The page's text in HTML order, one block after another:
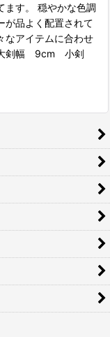
ます。 穏やかな色調
が品よく配置されて
なアイテムに合わせ
剣幅 9cm 小剣